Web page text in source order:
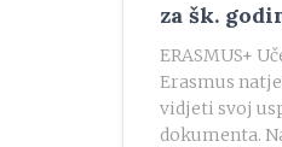
za šk.
ERASMUS+
Erasmus
vidjeti svoj
dokumenta.